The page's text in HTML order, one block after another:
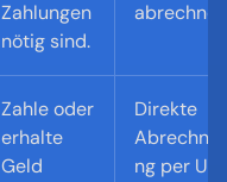
Zahlungen
nötig sind.
abrechnen
Zahle oder
erhalte
Geld
Direkte
Abrechnu
ng per UPI